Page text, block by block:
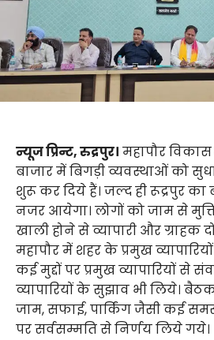
न्यूज प्रिन्ट, रुद्रपुर। महापौर
बाजार में बिगड़ी व्यवस्थाओं को
शुरू कर दिये हैं। जल्द ही रूद्रपुर का
नजर आयेगा। लोगों को जाम से
खाली होने से व्यापारी और ग्राहक
महापौर में शहर के प्रमुख
कई मुद्दों पर प्रमुख व्यापारियों से
व्यापारियों के सुझाव भी लिये।
जाम, सफाई, पार्किंग जैसी कई
पर सर्वसम्मति से निर्णय लिये गये।